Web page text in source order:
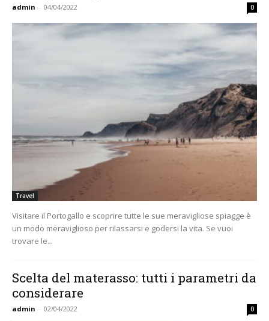
admin - 04/04/2022 0
Travel
Visitare il Portogallo e scoprire tutte le sue meravigliose spiagge è
un modo meraviglioso per rilassarsi e godersi la vita. Se vuoi
trovare le...
Scelta del materasso: tutti i parametri da
considerare
admin - 02/04/2022 0